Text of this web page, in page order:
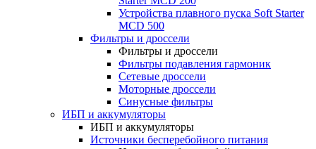
Устройства плавного пуска Soft Starter
MCD 500
Фильтры и дроссели
Фильтры и дроссели
Фильтры подавления гармоник
Сетевые дроссели
Моторные дроссели
Синусные фильтры
ИБП и аккумуляторы
ИБП и аккумуляторы
Источники бесперебойного питания